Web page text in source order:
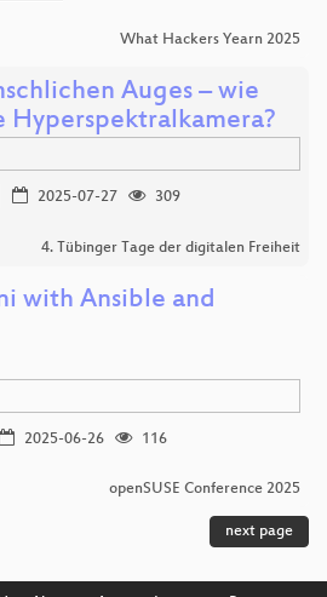
What Hackers Yearn 2025
Auges – wie
2025-07-27
309
4. Tübinger Tage der digitalen Freiheit
with Ansible and
2025-06-26
116
openSUSE Conference 2025
next page